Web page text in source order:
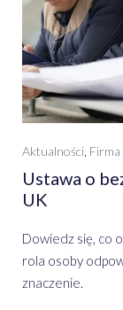
Aktualności Firma
Ustawa o
UK
Dowiedz się, co
rola osoby
znaczenie.